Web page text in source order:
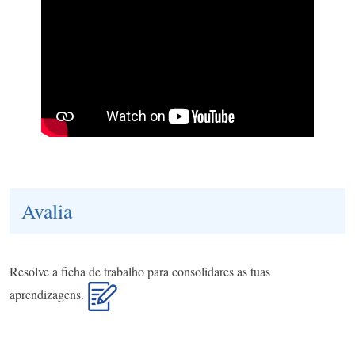
Avalia
Resolve a ficha de trabalho para consolidares as tuas
aprendizagens.